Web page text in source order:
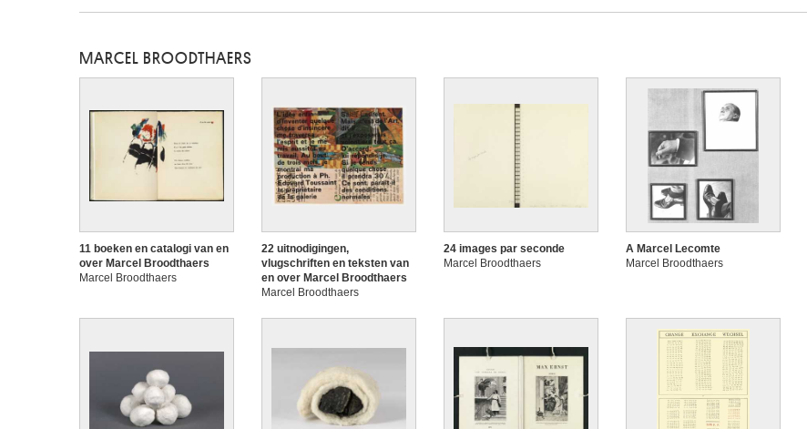
MARCEL BROODTHAERS
11 boeken en catalogi van en
over Marcel Broodthaers
Marcel Broodthaers
22 uitnodigingen,
vlugschriften en teksten van
en over Marcel Broodthaers
Marcel Broodthaers
24 images par seconde
Marcel Broodthaers
A Marcel Lecomte
Marcel Broodthaers